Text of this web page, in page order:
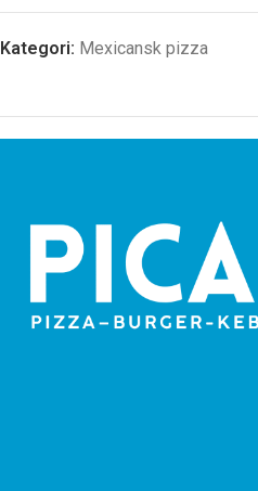
Kategori: Mexicansk pizza